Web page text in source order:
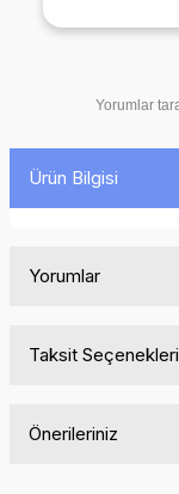
Yorumlar
Ürün Bilgisi
Yorumlar
Taksit Seçenekleri
Önerileriniz